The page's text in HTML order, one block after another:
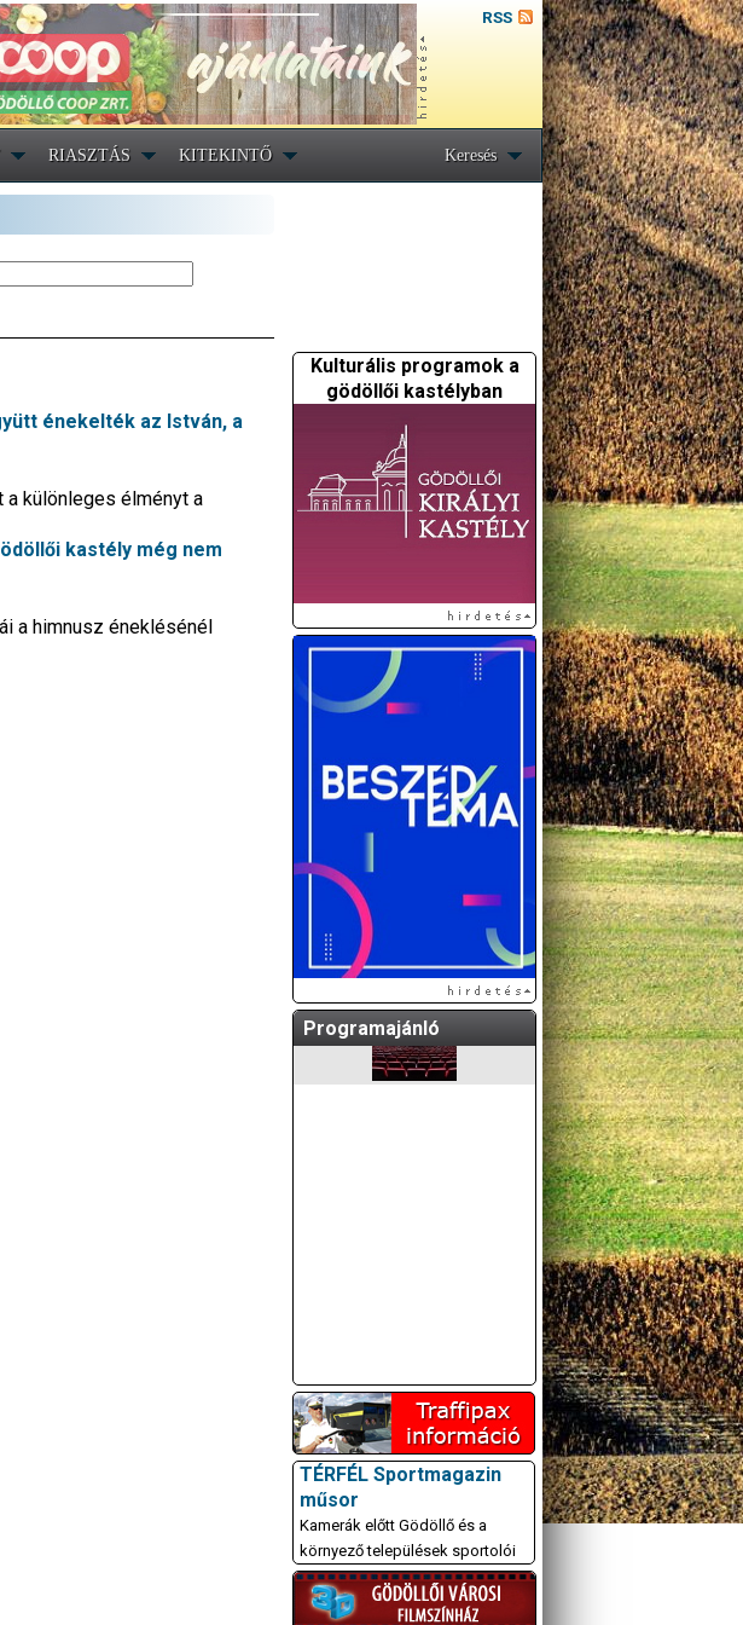
RSS
RIASZTÁS KITEKINTŐ Keresés
énekelték az István, a
különleges élményt a
kastély még nem
a himnusz éneklésénél
Kulturális programok a
gödöllői kastélyban
Programajánló
A GÖDÖLLŐI ÉS
KULTURÁLIS- ÉS
SPORTPROGRAMOKAT
KÖZÖSSÉGI
OLDALUNKON TESSZÜK
KÖZZÉ!
TÉRFÉL Sportmagazin
műsor
Kamerák előtt Gödöllő és a
környező települések sportolói